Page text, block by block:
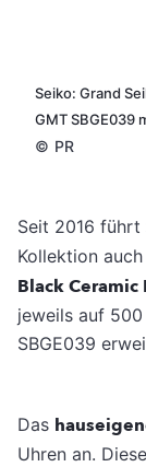
Seiko: Grand
GMT SBGE039
© PR
Seit 2016 führt
Kollektion
Black
jeweils auf
SBGE039
Das
Uhren an.